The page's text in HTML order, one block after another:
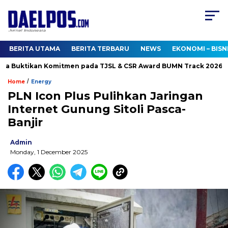
BERITA UTAMA BERITA TERBARU NEWS EKONOMI –
Komitmen pada TJSL & CSR Award BUMN Track 2026
Home / Energy
PLN Icon Plus Pulihkan Jaringan
Internet Gunung Sitoli Pasca-
Banjir
Admin
Monday, 1 December 2025